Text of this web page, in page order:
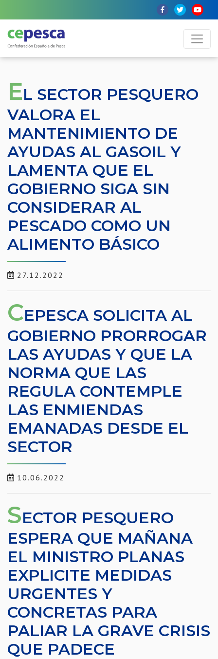
EL SECTOR PESQUERO
VALORA EL
MANTENIMIENTO DE
AYUDAS AL GASOIL Y
LAMENTA QUE EL
GOBIERNO SIGA SIN
CONSIDERAR AL
PESCADO COMO UN
ALIMENTO BÁSICO
27.12.2022
CEPESCA SOLICITA AL
GOBIERNO PRORROGAR
LAS AYUDAS Y QUE LA
NORMA QUE LAS
REGULA CONTEMPLE
LAS ENMIENDAS
EMANADAS DESDE EL
SECTOR
10.06.2022
SECTOR PESQUERO
ESPERA QUE MAÑANA
EL MINISTRO PLANAS
EXPLICITE MEDIDAS
URGENTES Y
CONCRETAS PARA
PALIAR LA GRAVE CRISIS
QUE PADECE